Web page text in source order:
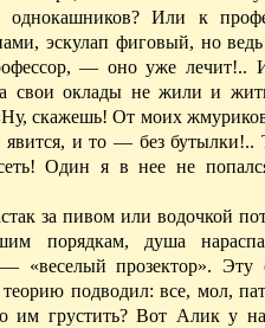
однокашников? Или к
эскулап фи­говый, но
— оно уже лечит!..
свои оклады не жили и
скажешь! От моих
явится, и то — без
Один я в нее не
за пивом или водочкой
порядкам, душа
«веселый прозектор». Эту
подводил: все, мол,
им грустить? Вот Алик у